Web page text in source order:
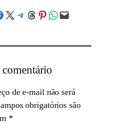
on Facebook
Share on X Share on Telegram
Share on Threads
Share on Pinterest
Share on WhatsApp
Email this Page
de e-mail não será
obrigatórios são
*